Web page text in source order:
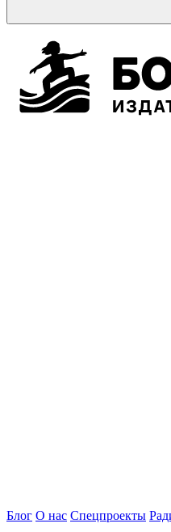
Блог О нас Спецпроекты